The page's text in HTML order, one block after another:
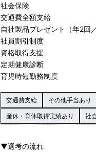
社会保険
交通費全額支給
自社製品プレゼント（年2回
社員割引制度
資格取得支援
定期健康診断
育児時短勤務制度
交通費支給 その他手当あり
産休・育休取得実績あり 社
▼選考の流れ